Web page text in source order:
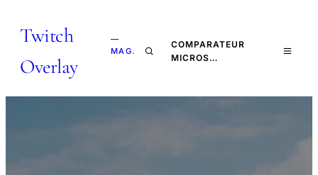
Twitch
Overlay
—
MAG.
COMPARATEUR
MICROS…